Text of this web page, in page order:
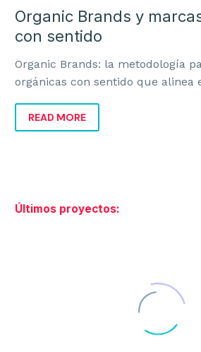
Organic Brands y
con sentido
Organic Brands: la metodología
orgánicas con sentido que alinea
READ MORE
Últimos proyectos: